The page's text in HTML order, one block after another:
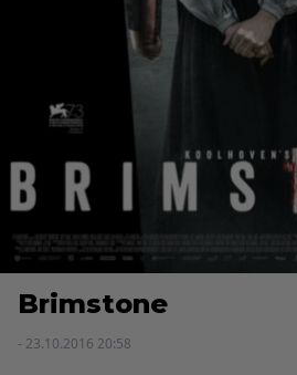
Brimstone
- 23.10.2016 20:58